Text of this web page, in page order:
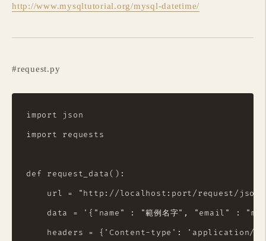
http://www.mysqltutorial.org/mysql-datetime/
#request.py
import json
import requests
def request_data():
    url = "http://localhost:port/request/json"
data = '{"name" : "範例名字", "email" :
headers = {'Content-type': 'application/